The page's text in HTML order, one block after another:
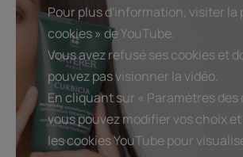
Pour plus d'information, visiter la
cookies » de YouTube.
Vous avez refusé ses cookies et
pouvez pas visionner la vidéo.
En cliquant sur « Paramètres des
vous pouvez modifier vos choix
les cookies YouTube pour